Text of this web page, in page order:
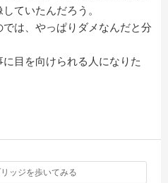
ていたんだろう。
は、やっぱりダメなんだと分
目を向けられる人になりた
ッジを歩いてみる